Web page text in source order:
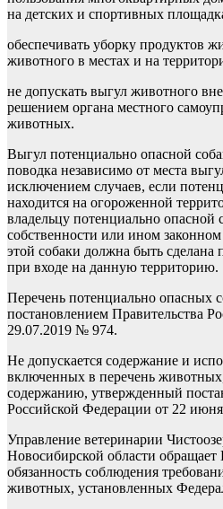
на детских и спортивных
обеспечивать уборку продуктов
животного в местах и на
не допускать выгул животного
решением органа местного
животных.
Выгул потенциально опасной
поводка независимо от места
исключением случаев, если
находится на огороженной
владельцу потенциально опасной
собственности или ином
этой собаки должна быть
при входе на данную территорию.
Перечень потенциально опасных
постановлением Правительства
29.07.2019 № 974.
Не допускается содержание и
включенных в перечень
содержанию, утвержденный
Российской Федерации от 22
Управление ветеринарии
Новосибирской области
обязанность соблюдения
животных, установленных